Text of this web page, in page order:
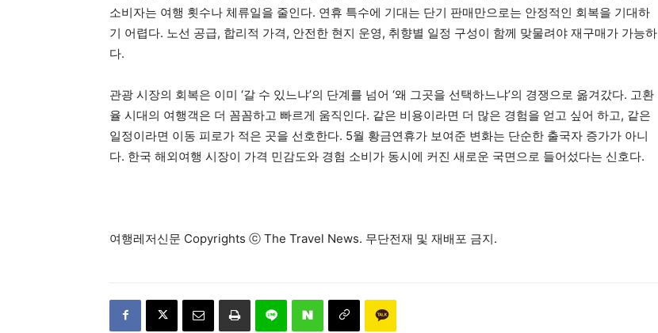
소비자는 여행 횟수나 체류일을 줄인다. 연휴 특수에 기대는 단기 판매만으로는 안정적인 회복을 기대하
기 어렵다. 노선 공급, 합리적 가격, 안전한 현지 운영, 취향별 일정 구성이 함께 맞물려야 재구매가 가능하
다.
관광 시장의 회복은 이미 ‘갈 수 있느냐’의 단계를 넘어 ‘왜 그곳을 선택하느냐’의 경쟁으로 옮겨갔다. 고환
율 시대의 여행객은 더 꼼꼼하고 빠르게 움직인다. 같은 비용이라면 더 많은 경험을 얻고 싶어 하고, 같은
일정이라면 이동 피로가 적은 곳을 선호한다. 5월 황금연휴가 보여준 변화는 단순한 출국자 증가가 아니
다. 한국 해외여행 시장이 가격 민감도와 경험 소비가 동시에 커진 새로운 국면으로 들어섰다는 신호다.
여행레저신문 Copyrights ⓒ The Travel News. 무단전재 및 재배포 금지.